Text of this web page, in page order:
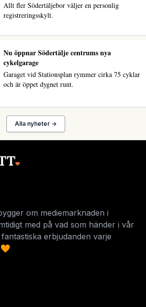
Allt fler Södertäljebor väljer en personlig
registreringsskylt.
Nu öppnar Södertälje centrums nya
cykelgarage
Garaget vid Stationsplan rymmer cirka 75 cyklar
och är öppet dygnet runt.
Alla nyheter →
om mediemarknaden i
med på vad som händer i vår
erbjudanden varje